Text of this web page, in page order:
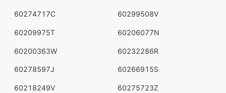
60274717C 60299508V
60209975T 60206077N
60200363W 60232286R
60278597J 60266915S
60218249V 60275723Z